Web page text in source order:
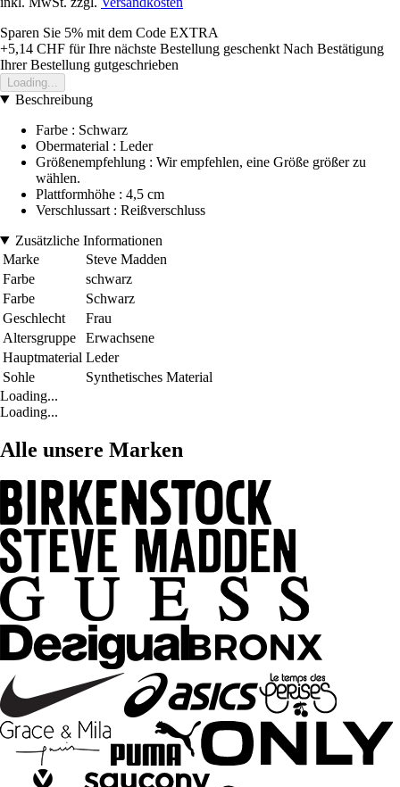
Sparen Sie 5% mit dem Code EXTRA
+5,14 CHF für Ihre nächste Bestellung geschenkt Nach Bestätigung
Ihrer Bestellung gutgeschrieben
Loading...
Beschreibung
Farbe : Schwarz
Obermaterial : Leder
Größenempfehlung : Wir empfehlen, eine Größe größer zu
wählen.
Plattformhöhe : 4,5 cm
Verschlussart : Reißverschluss
Zusätzliche Informationen
Marke
Steve Madden
Farbe
schwarz
Farbe
Schwarz
Geschlecht
Frau
Altersgruppe
Erwachsene
Hauptmaterial Leder
Sohle
Synthetisches Material
Loading...
Loading...
Alle unsere Marken